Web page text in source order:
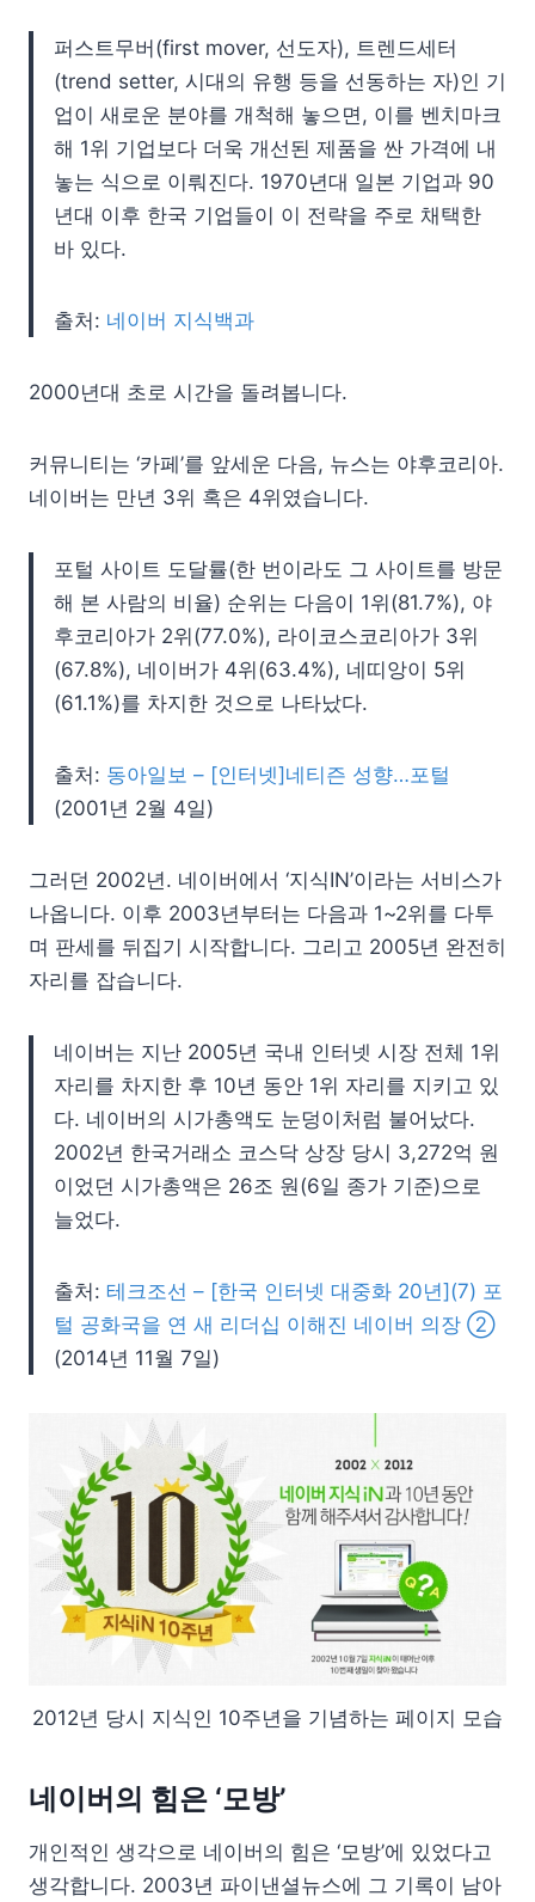
퍼스트무버(first mover, 선도자), 트렌드세터
(trend setter, 시대의 유행 등을 선동하는 자)인 기
업이 새로운 분야를 개척해 놓으면, 이를 벤치마크
해 1위 기업보다 더욱 개선된 제품을 싼 가격에 내
놓는 식으로 이뤄진다. 1970년대 일본 기업과 90
년대 이후 한국 기업들이 이 전략을 주로 채택한
바 있다.
출처: 네이버 지식백과
2000년대 초로 시간을 돌려봅니다.
커뮤니티는 ‘카페’를 앞세운 다음, 뉴스는 야후코리아.
네이버는 만년 3위 혹은 4위였습니다.
포털 사이트 도달률(한 번이라도 그 사이트를 방문
해 본 사람의 비율) 순위는 다음이 1위(81.7%), 야
후코리아가 2위(77.0%), 라이코스코리아가 3위
(67.8%), 네이버가 4위(63.4%), 네띠앙이 5위
(61.1%)를 차지한 것으로 나타났다.
출처: 동아일보 – [인터넷]네티즌 성향…포털
(2001년 2월 4일)
그러던 2002년. 네이버에서 ‘지식IN’이라는 서비스가
나옵니다. 이후 2003년부터는 다음과 1~2위를 다투
며 판세를 뒤집기 시작합니다. 그리고 2005년 완전히
자리를 잡습니다.
네이버는 지난 2005년 국내 인터넷 시장 전체 1위
자리를 차지한 후 10년 동안 1위 자리를 지키고 있
다. 네이버의 시가총액도 눈덩이처럼 불어났다.
2002년 한국거래소 코스닥 상장 당시 3,272억 원
이었던 시가총액은 26조 원(6일 종가 기준)으로
늘었다.
출처: 테크조선 – [한국 인터넷 대중화 20년](7) 포
털 공화국을 연 새 리더십 이해진 네이버 의장 ②
(2014년 11월 7일)
2012년 당시 지식인 10주년을 기념하는 페이지 모습
네이버의 힘은 ‘모방’
개인적인 생각으로 네이버의 힘은 ‘모방’에 있었다고
생각합니다. 2003년 파이낸셜뉴스에 그 기록이 남아